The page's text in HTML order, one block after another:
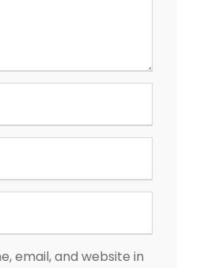
email, and website in